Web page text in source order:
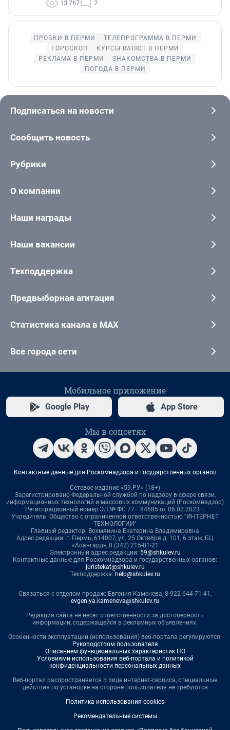
13 767 2
ПРОБКИ В ПЕРМИ
ТЕЛЕПРОГРАММА В ПЕРМИ
ГОРОСКОП
КУРСЫ ВАЛЮТ В ПЕРМИ
РЕКЛАМА В ПЕРМИ
ЗНАКОМСТВА В ПЕРМИ
ПОГОДА В ПЕРМИ
Подписаться на новости
Сообщить новость
Рубрики
О компании
Наши награды
Наши вакансии
Техподдержка
Предвыборная агитация
Статистика канала в MAX
Все города сети
Мобильное приложение
Google Play App Store
Мы в соцсетях
Контактные данные для Роскомнадзора и государственных органов
Сетевое издание «59.РУ» (18+)
Зарегистрировано Федеральной службой по надзору в сфере связи,
информационных технологий и массовых коммуникаций (Роскомнадзор)
Регистрационный номер ЭЛ № ФС 77– 84685 от 06.02.2023 г.
Учредитель: Общество с ограниченной ответственностью "ИНТЕРНЕТ
ТЕХНОЛОГИИ"
Главный редактор: Вохмянина Екатерина Владимировна
Адрес редакции: г. Пермь, 614007, ул. 25 Октября д. 101, 6 этаж, БЦ
«Авангард», 8 (342) 215-01-21
Электронный адрес редакции: 59@shkulev.ru
Контактные данные для Роскомнадзора и государственных органов:
juristekat@shkulev.ru
Техподдержка: help@shkulev.ru
Связаться с отделом продаж: Евгения Каменева, 8-922-644-71-41,
evgeniya.kameneva@shkulev.ru
Редакция сайта не несет ответственности за достоверность
информации, содержащейся в рекламных объявлениях.
Особенности эксплуатации (использования) веб-портала регулируются:
Руководством пользователя
Описанием функциональных характеристик ПО
Условиями использования веб-портала и политикой
конфиденциальности персональных данных
Веб-портал распространяется в виде интернет-сервиса, специальные
действия по установке на стороне пользователя не требуются
Политика использования cookies
Рекомендательные системы